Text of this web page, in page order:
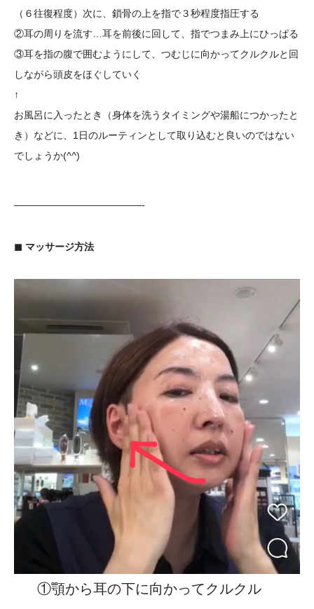
（６往復程度）次に、鎖骨の上を指で３秒程度指圧する
②耳の周りを流す…耳を前後に回して、指でつまみ上にひっぱる
③耳を指の腹で囲むようにして、つむじに向かってクルクルと回
しながら頭皮をほぐしていく
↑
お風呂に入ったとき（身体を洗うタイミングや湯船につかったと
き）などに、1日のルーティンとして取り込むと良いのではない
でしょうか(^^)
—————————————-
◼︎ マッサージ方法
①顎から耳の下に向かってクルクル